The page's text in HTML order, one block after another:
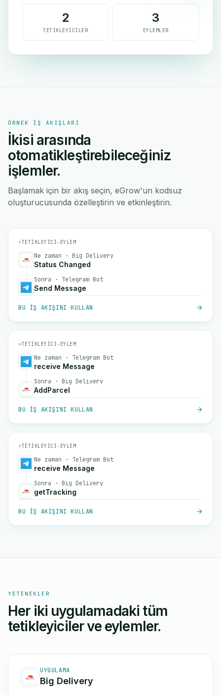
2
TETIKLEYICILER
3
EYLEMLER
ÖRNEK IŞ AKIŞLARI
İkisi arasında
otomatikleştirebileceğiniz
işlemler.
Başlamak için bir akış seçin, eGrow'un kodsuz
oluşturucusunda özelleştirin ve etkinleştirin.
⚡TETIKLEYICI→EYLEM
Ne zaman · Big Delivery
Status Changed
Sonra · Telegram Bot
Send Message
BU IŞ AKIŞINI KULLAN
⚡TETIKLEYICI→EYLEM
Ne zaman · Telegram Bot
receive Message
Sonra · Big Delivery
AddParcel
BU IŞ AKIŞINI KULLAN
⚡TETIKLEYICI→EYLEM
Ne zaman · Telegram Bot
receive Message
Sonra · Big Delivery
getTracking
BU IŞ AKIŞINI KULLAN
YETENEKLER
Her iki uygulamadaki tüm
tetikleyiciler ve eylemler.
UYGULAMA
Big Delivery